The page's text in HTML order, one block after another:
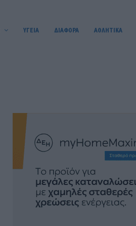
ΥΓΕΙΑ ΔΙΑΦΟΡΑ ΑΘΛΗΤΙΚΑ